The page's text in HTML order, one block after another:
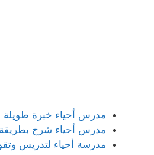
مدرس أحياء خبرة
مدرس أحياء شرح
مدرسة أحياء لتدريس